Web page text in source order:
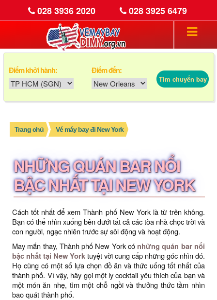
028 3936 2020 028 3925 6479
Điểm khởi hành: Điểm đến:
Tìm chuyến bay
Trang chủ Vé máy bay đi New York
NHỮNG QUÁN BAR NỔI
BẬC NHẤT TẠI NEW YORK
Cách tốt nhất để xem Thành phố New York là từ trên không.
Bạn có thể nhìn xuống bên dưới tất cả các tòa nhà chọc trời và
con người, ngạc nhiên trước sự sôi động và hoạt động.
May mắn thay, Thành phố New York có những quán bar nổi
bậc nhất tại New Yorktuyệt vời cung cấp những góc nhìn đó.
Họ cũng có một số lựa chọn đồ ăn và thức uống tốt nhất của
thành phố. Vì vậy, hãy gọi một ly cocktail yêu thích của bạn và
một món ăn nhẹ, tìm một chỗ ngồi và thưởng thức tầm nhìn
bao quát thành phố.